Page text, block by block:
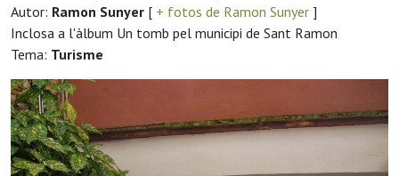
Autor: Ramon Sunyer [ + fotos de Ramon Sunyer ]
Inclosa a l'àlbum Un tomb pel municipi de Sant Ramon
Tema: Turisme